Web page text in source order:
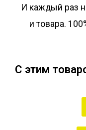
И каждый раз
и товара.
С этим